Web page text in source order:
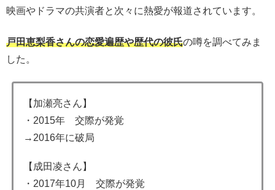
映画やドラマの共演者と次々に熱愛が報道されています。
戸田恵梨香さんの恋愛遍歴や歴代の彼氏の噂を調べてみま
した。
【加瀬亮さん】
・2015年 交際が発覚
→2016年に破局
【成田凌さん】
・2017年10月 交際が発覚